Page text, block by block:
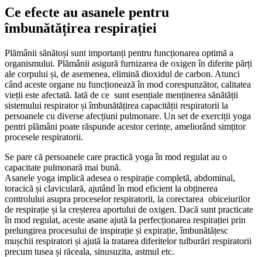
Ce efecte au asanele pentru
îmbunătățirea respirației
Plămânii sănătoși sunt importanți pentru funcționarea optimă a
organismului. Plămânii asigură furnizarea de oxigen în diferite părți
ale corpului și, de asemenea, elimină dioxidul de carbon. Atunci
când aceste organe nu funcționează în mod corespunzător, calitatea
vieții este afectată. Iată de ce sunt esențiale menținerea sănătății
sistemului respirator și îmbunătățirea capacității respiratorii la
persoanele cu diverse afecțiuni pulmonare. Un set de exerciții yoga
pentri plămâni poate răspunde acestor cerințe, ameliorând simțitor
procesele respiratorii.
Se pare că persoanele care practică yoga în mod regulat au o
capacitate pulmonară mai bună.
Asanele yoga implică adesea o respirație completă, abdominal,
toracică și claviculară, ajutând în mod eficient la obținerea
controlului asupra proceselor respiratorii, la corectarea obiceiurilor
de respirație și la creșterea aportului de oxigen. Dacă sunt practicate
în mod regulat, aceste asane ajută la perfecționarea respirației prin
prelungirea procesului de inspirație și expirație, îmbunătățesc
mușchii respiratori și ajută la tratarea diferitelor tulburări respiratorii
precum tusea și răceala, sinusuzita, astmul etc.